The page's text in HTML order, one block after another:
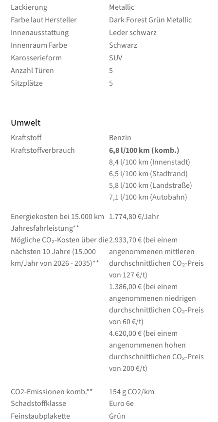
Lackierung
Metallic
Farbe laut Hersteller
Dark Forest Grün Metallic
Innenausstattung
Leder schwarz
Innenraum Farbe
Schwarz
Karosserieform
SUV
Anzahl Türen
5
Sitzplätze
5
Umwelt
Kraftstoff
Benzin
Kraftstoffverbrauch
6,8l/100 km (komb.)
8,4l/100 km (Innenstadt)
6,5 l/100 km (Stadtrand)
5,8l/100 km (Landstraße)
7,1 l/100 km (Autobahn)
Energiekosten bei 15.000 km
Jahresfahrleistung**
1.774,80 €/Jahr
Mögliche CO₂-Kosten über die
nächsten 10 Jahre (15.000
km/Jahr von 2026 - 2035)**
2.933,70 € (bei einem
angenommenen mittleren
durchschnittlichen CO₂-Preis
von 127 €/t)
1.386,00 € (bei einem
angenommenen niedrigen
durchschnittlichen CO₂-Preis
von 60 €/t)
4.620,00 € (bei einem
angenommenen hohen
durchschnittlichen CO₂-Preis
von 200 €/t)
CO2-Emissionen komb.**
154 g CO2/km
Schadstoffklasse
Euro 6e
Feinstaubplakette
Grün